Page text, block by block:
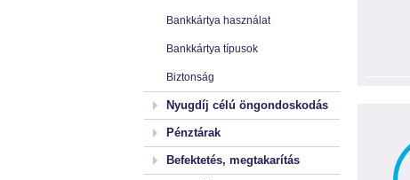
Bankkártya használat
Bankkártya típusok
Biztonság
Nyugdíj célú öngondoskodás
Pénztárak
Befektetés, megtakarítás